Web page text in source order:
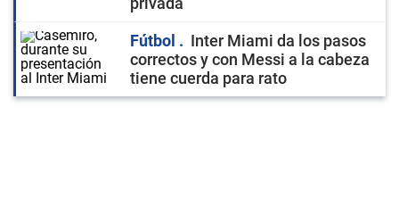
Fútbol
Inter Miami da los pasos
correctos y con Messi a la cabeza
tiene cuerda para rato